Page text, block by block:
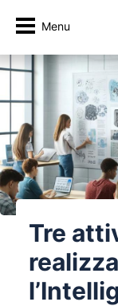
Menu
Tre